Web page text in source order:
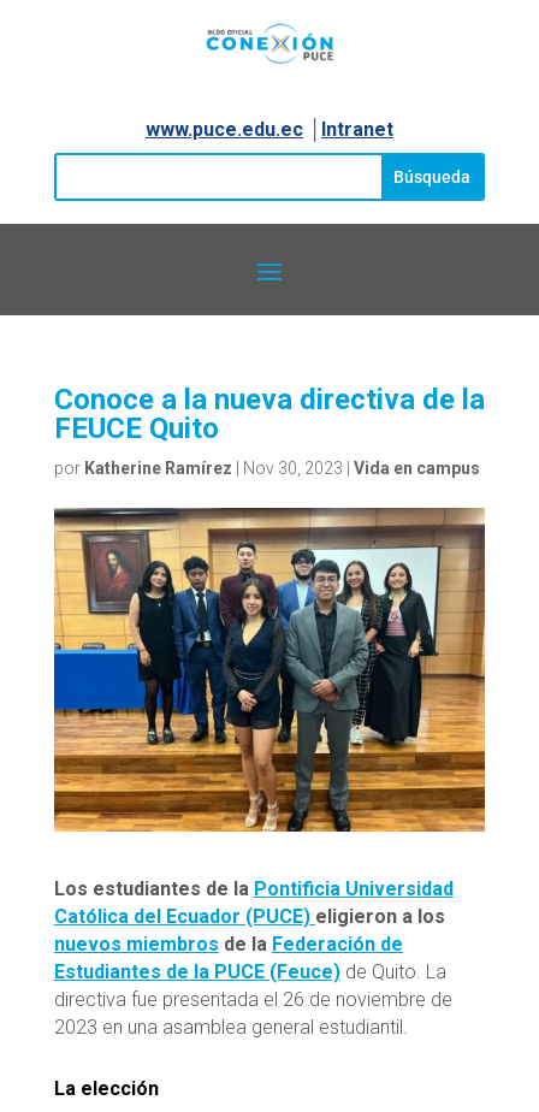
www.puce.edu.ec│ Intranet
Conoce a la nueva directiva de la
FEUCE Quito
por Katherine Ramírez Nov 30, 2023 Vida en campus
Los estudiantes de la Pontificia Universidad
Católica del Ecuador (PUCE) eligieron a los
nuevos miembros de la Federación de
Estudiantes de la PUCE (Feuce)de Quito. La
directiva fue presentada el 26 de noviembre de
2023 en una asamblea general estudiantil.
La elección